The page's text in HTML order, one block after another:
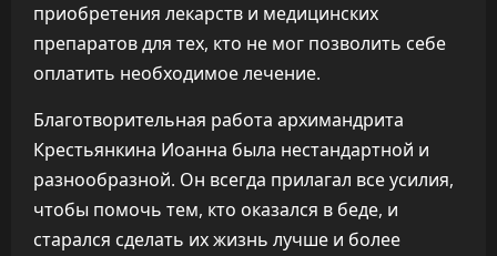
приобретения лекарств и медицинских
препаратов для тех, кто не мог позволить себе
оплатить необходимое лечение.
Благотворительная работа архимандрита
Крестьянкина Иоанна была нестандартной и
разнообразной. Он всегда прилагал все усилия,
чтобы помочь тем, кто оказался в беде, и
старался сделать их жизнь лучше и более